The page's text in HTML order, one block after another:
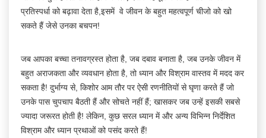
प्रतिस्पर्धा को बढ़ावा देता है,इसमें वे जीवन के बहुत महत्वपूर्ण चीजो को खो
सकते हैं जेसे उनका बचपन!
जब आपका बच्चा तनावग्रस्त होता है, जब दबाव बनाता है, जब उनके जीवन में
बहुत अराजकता और व्यवधान होता है, तो ध्यान और विश्राम वास्तव में मदद कर
सकता है! दुर्भाग्य से, किशोर आम तौर पर ऐसी रणनीतियों से घृणा करते हैं जो
उनके पास चुपचाप बैठती हैं और सोचते नहीं हैं; खासकर जब उन्हें इसकी सबसे
ज्यादा जरूरत होती है! लेकिन, कुछ सरल ध्यान में और अन्य विभिन्न निर्देशित
विश्राम और ध्यान प्रथाओं को पसंद करते हैं!